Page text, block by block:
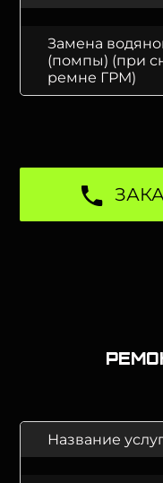
Замена
(помпы) (при
ремне ГРМ)
Название